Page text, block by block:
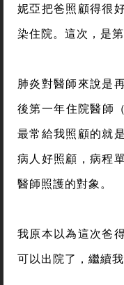
妮亞把爸照顧得很
染住院。這次，是第
肺炎對醫師來說是
後第一年住院醫師
最常給我照顧的就
病人好照顧，病程
醫師照護的對象。
我原本以為這次爸
可以出院了，繼續